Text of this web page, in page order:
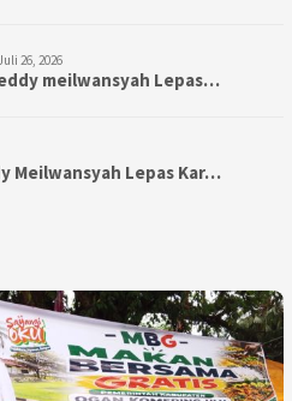
26, 2026
meilwansyah Lepas…
Meilwansyah Lepas Kar…